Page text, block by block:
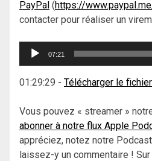
PayPal (https://
contacter pour réaliser un
Lecteur
07:21
01:29:29 - Télécharger le
Vous pouvez « streamer »
abonner à notre flux Apple
appréciez, notez notre
laissez-y un commentaire !